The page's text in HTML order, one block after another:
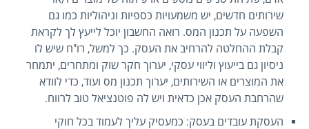
שירותים חדשים, יש משמעויות כספיות וניהוליות כמו גם
השפעה על תכנון המס. רואה החשבון יוכל לייעץ לך לקראת
קבלת ההחלטה להרחיב את העסק. כך למשל, רו"ח שיש לו
ניסיון גם בייעוץ וליווי עסקי, יערוך חקר שוק ומתחרים, יתמחר
את המוצרים או השירותים, יערוך תכנון מס ועוד, כדי לוודא
שהרחבת העסק אכן כדאית ויש לה פוטנציאל טוב לרווח.
העסקת עובדים בעסק: כמעסיק עליך לעמוד בכל חוקי